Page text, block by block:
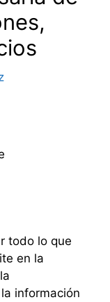
todo lo que
en la
información